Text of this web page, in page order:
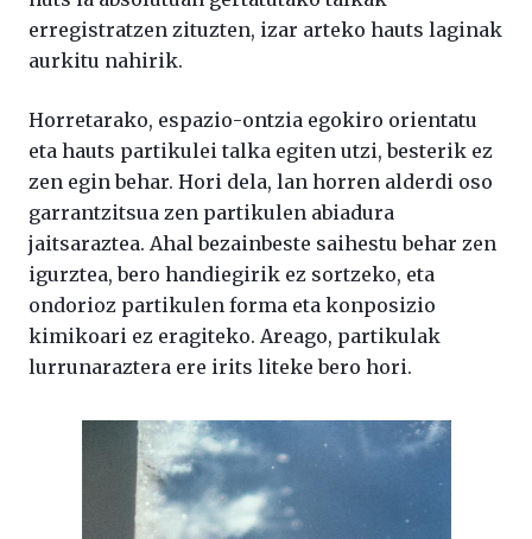
erregistratzen zituzten, izar arteko hauts laginak
aurkitu nahirik.
Horretarako, espazio-ontzia egokiro orientatu
eta hauts partikulei talka egiten utzi, besterik ez
zen egin behar. Hori dela, lan horren alderdi oso
garrantzitsua zen partikulen abiadura
jaitsaraztea. Ahal bezainbeste saihestu behar zen
igurztea, bero handiegirik ez sortzeko, eta
ondorioz partikulen forma eta konposizio
kimikoari ez eragiteko. Areago, partikulak
lurrunaraztera ere irits liteke bero hori.